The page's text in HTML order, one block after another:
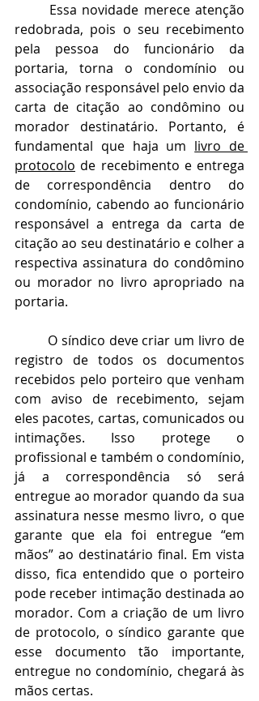
Essa novidade merece atenção
redobrada, pois o seu recebimento
pela pessoa do funcionário da
portaria, torna o condomínio ou
associação responsável pelo envio da
carta de citação ao condômino ou
morador destinatário. Portanto, é
fundamental que haja um livro de
protocolo de recebimento e entrega
de correspondência dentro do
condomínio, cabendo ao funcionário
responsável a entrega da carta de
citação ao seu destinatário e colher a
respectiva assinatura do condômino
ou morador no livro apropriado na
portaria.
O síndico deve criar um livro de
registro de todos os documentos
recebidos pelo porteiro que venham
com aviso de recebimento, sejam
eles pacotes, cartas, comunicados ou
intimações. Isso protege o
profissional e também o condomínio,
já a correspondência só será
entregue ao morador quando da sua
assinatura nesse mesmo livro, o que
garante que ela foi entregue “em
mãos” ao destinatário final. Em vista
disso, fica entendido que o porteiro
pode receber intimação destinada ao
morador. Com a criação de um livro
de protocolo, o síndico garante que
esse documento tão importante,
entregue no condomínio, chegará às
mãos certas.